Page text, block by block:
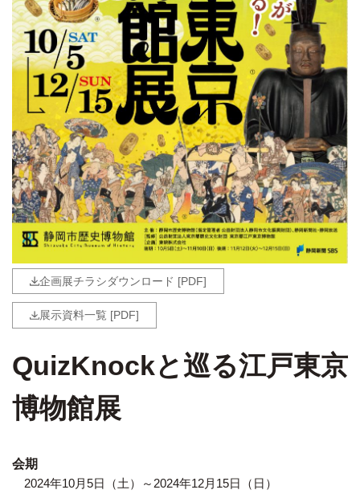
企画展チラシダウンロード [PDF]
展示資料一覧 [PDF]
QuizKnockと巡る江戸東京
博物館展
会期
2024年10月5日（土）～2024年12月15日（日）